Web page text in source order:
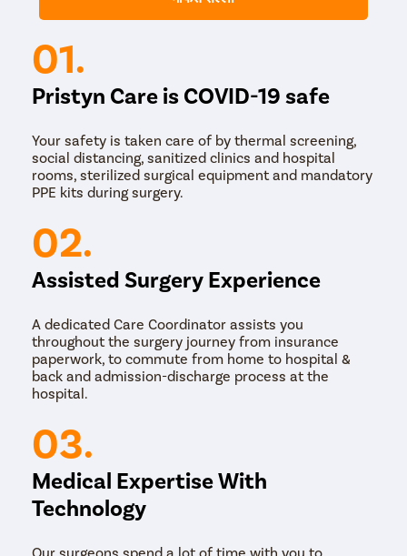
01.
Pristyn Care is COVID-19 safe
Your safety is taken care of by thermal screening,
social distancing, sanitized clinics and hospital
rooms, sterilized surgical equipment and mandatory
PPE kits during surgery.
02.
Assisted Surgery Experience
A dedicated Care Coordinator assists you
throughout the surgery journey from insurance
paperwork, to commute from home to hospital &
back and admission-discharge process at the
hospital.
03.
Medical Expertise With
Technology
Our surgeons spend a lot of time with you to